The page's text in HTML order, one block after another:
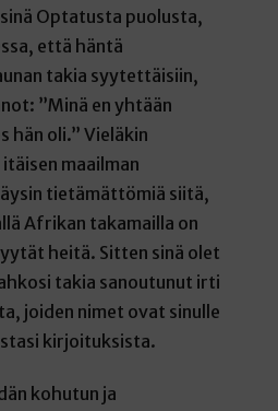
Optatusta puolusta,
että häntä
takia syytettäisiin,
”Minä en yhtään
hän oli.” Vieläkin
maailman
tietämättömiä siitä,
Afrikan takamailla on
heitä. Sitten sinä olet
takia sanoutunut irti
joiden nimet ovat sinulle
kirjoituksista.
kohutun ja